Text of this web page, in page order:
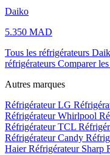
Daiko
5.350 MAD
Tous les réfrigérateurs
réfrigérateurs Comparer
Autres marques
Réfrigérateur LG
Réfrigérateur Whirlpool
Réfrigérateur TCL
Réfrigérateur Candy
HaierRéfrigérateur Sharp